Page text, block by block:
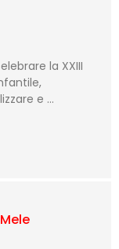
la XXIII
e …